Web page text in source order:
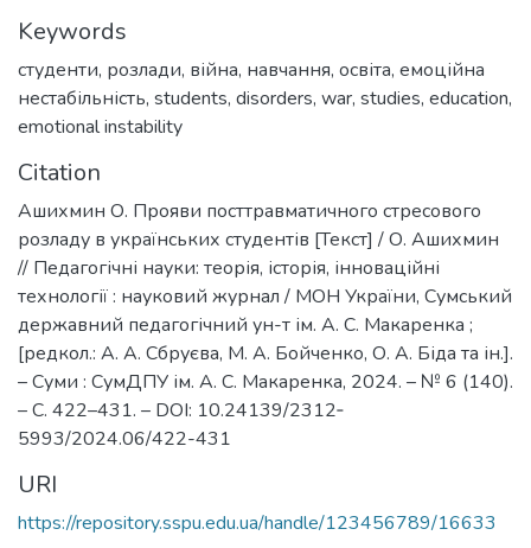
Keywords
студенти, розлади, війна, навчання, освіта, емоційна
нестабільність, students, disorders, war, studies, education,
emotional instability
Citation
Ашихмин О. Прояви посттравматичного стресового
розладу в українських студентів [Текст] / О. Ашихмин
// Педагогічні науки: теорія, історія, інноваційні
технології : науковий журнал / МОН України, Сумський
державний педагогічний ун-т ім. А. С. Макаренка ;
[редкол.: А. А. Сбруєва, М. А. Бойченко, О. А. Біда та ін.].
– Суми : СумДПУ ім. А. С. Макаренка, 2024. – № 6 (140).
– С. 422–431. – DOI: 10.24139/2312‐
5993/2024.06/422-431
URI
https://repository.sspu.edu.ua/handle/123456789/16633